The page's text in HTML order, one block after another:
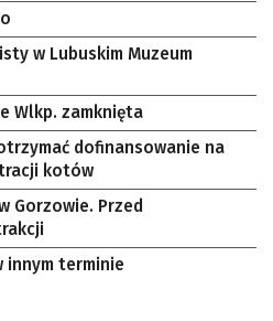
w Lubuskim Muzeum
Wlkp. zamknięta
dofinansowanie na
kotów
Gorzowie. Przed
innym terminie